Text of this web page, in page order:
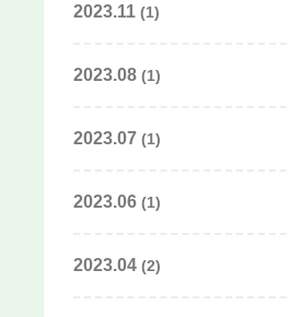
2023.11(1)
2023.08(1)
2023.07(1)
2023.06(1)
2023.04(2)